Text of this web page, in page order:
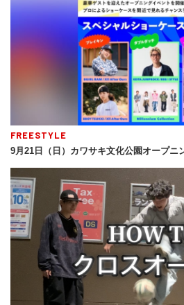
FREESTYLE
9月21日（日）カワサキ文化公園オープニ